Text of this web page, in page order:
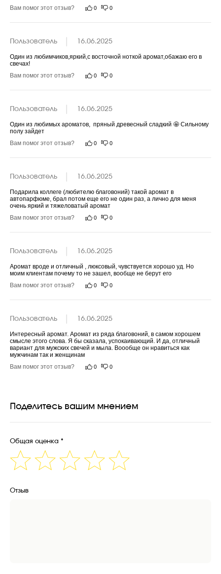
Вам помог этот отзыв?
0 0
Пользователь 16.06.2025
Один из любимчиков,яркий,с восточной ноткой аромат,обажаю его в
свечах!
Вам помог этот отзыв?
0 0
Пользователь 16.06.2025
Один из любимых ароматов,  пряный древесный сладкий 🤩 Сильному
полу зайдет
Вам помог этот отзыв?
0 0
Пользователь 16.06.2025
Подарила коллеге (любителю благовоний) такой аромат в
автопарфюме, брал потом еще его не один раз, а лично для меня
очень яркий и тяжеловатый аромат
Вам помог этот отзыв?
0 0
Пользователь 16.06.2025
Аромат вроде и отличный , люксовый, чувствуется хорошо уд. Но
моим клиентам почему то не зашел, вообще не берут его
Вам помог этот отзыв?
0 0
Пользователь 16.06.2025
Интересный аромат. Аромат из ряда благовоний, в самом хорошем
смысле этого слова. Я бы сказала, успокаивающий. И да, отличный
вариант для мужских свечей и мыла. Воообще он нравиться как
мужчинам так и женщинам
Вам помог этот отзыв?
0 0
Поделитесь вашим мнением
Общая оценка *
Отзыв